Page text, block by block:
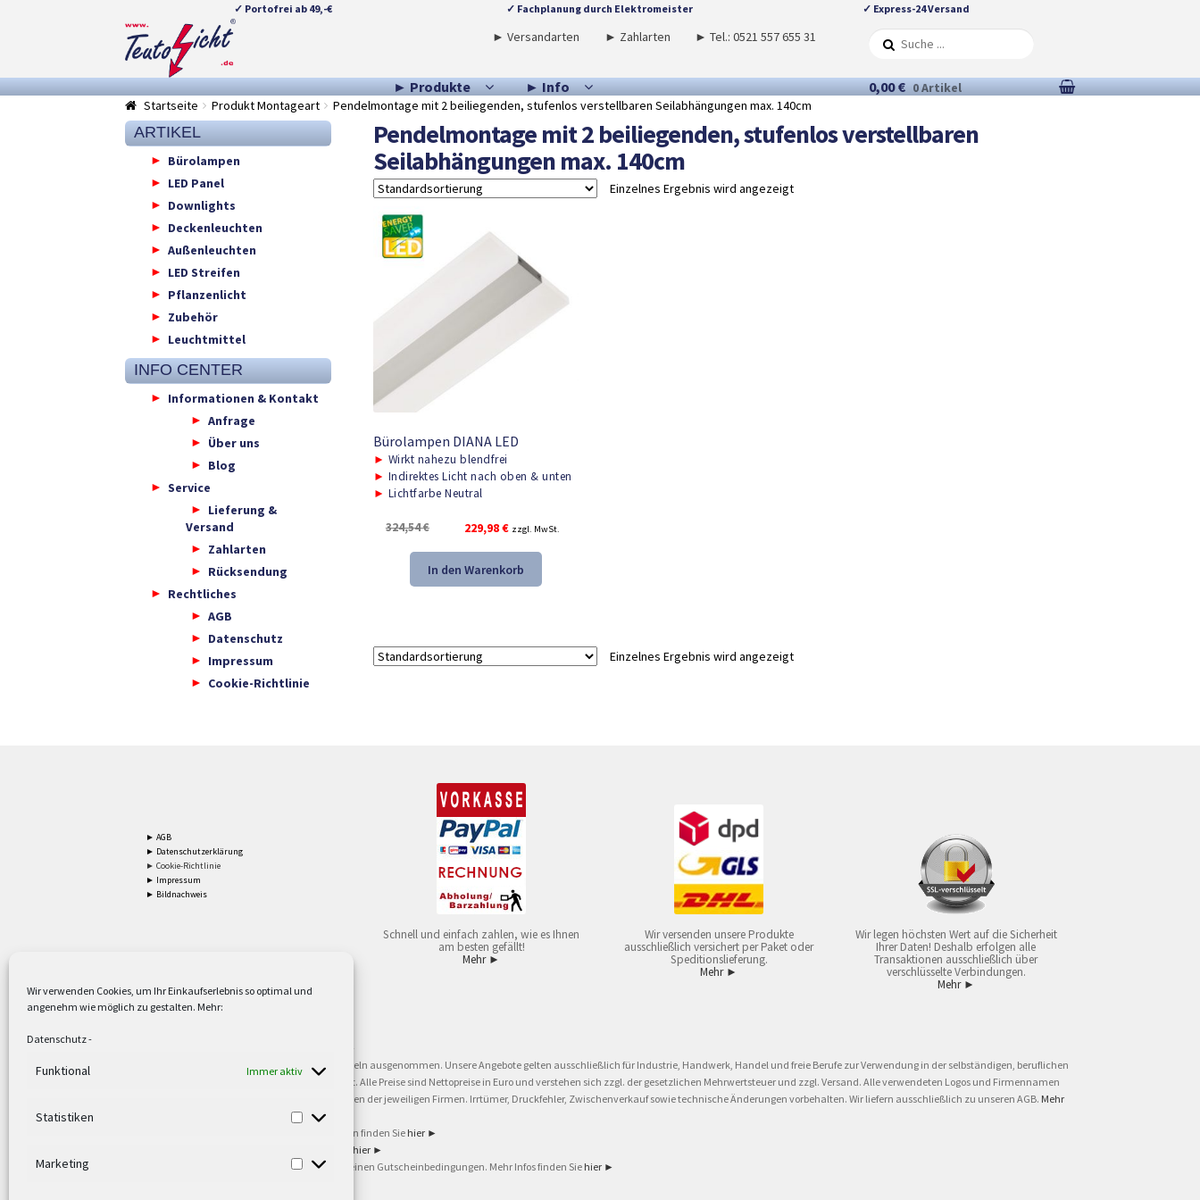
Wir verwenden Cookies, um Ihr Einkaufserlebnis so optimal und
angenehm wie möglich zu gestalten. Mehr:
Datenschutz-
Funktional Immer aktiv
Statistiken
Marketing
✓ Portofrei ab 49,-€ ✓ Fachplanung durch Elektromeister ✓ Express-24 Versand
Zur
Navigation
springen
Springe
zum
► Versandarten ► Zahlarten ► Tel.: 0521 557 655 31
► Produkte ► Info 0,00 € 0 Artikel
Startseite
Produkt Montageart Pendelmontage mit 2 beiliegenden, stufenlos verstellbaren Seilabhängungen max. 140cm
Pendelmontage mit 2 beiliegenden, stufenlos verstellbaren
Seilabhängungen max. 140cm
Einzelnes Ergebnis wird angezeigt
Bürolampen DIANA LED
► Wirkt nahezu blendfrei
► Indirektes Licht nach oben & unten
► Lichtfarbe Neutral
324,54€
Ursprünglicher
war:
324,54 €
229,98€Aktueller
ist:
229,98 €.
zzgl. MwSt.
In den Warenkorb
Einzelnes Ergebnis wird angezeigt
ARTIKEL
Bürolampen
LED Panel
Downlights
Deckenleuchten
Außenleuchten
LED Streifen
Pflanzenlicht
Zubehör
Leuchtmittel
INFO CENTER
Informationen & Kontakt
Anfrage
Über uns
Blog
Service
Lieferung &
Versand
Zahlarten
Rücksendung
Rechtliches
AGB
Datenschutz
Impressum
Cookie-Richtlinie
► AGB
► Datenschutzerklärung
► Cookie-Richtlinie
► Impressum
► Bildnachweis
Schnell und einfach zahlen, wie es Ihnen
am besten gefällt!
Mehr ►
Wir versenden unsere Produkte
ausschließlich versichert per Paket oder
Speditionslieferung.
Mehr ►
Wir legen höchsten Wert auf die Sicherheit
Ihrer Daten! Deshalb erfolgen alle
Transaktionen ausschließlich über
verschlüsselte Verbindungen.
Mehr ►
Versandkostenfrei ab 59,90 € Nettowarenwert. Inseln ausgenommen. Unsere Angebote gelten ausschließlich für Industrie, Handwerk, Handel und freie Berufe zur Verwendung in der selbständigen, beruflichen
oder gewerblichen Tätigkeit. Kein Verkauf an privat. Alle Preise sind Nettopreise in Euro und verstehen sich zzgl. der gesetzlichen Mehrwertsteuer und zzgl. Versand. Alle verwendeten Logos und Firmennamen
sind Warenzeichen oder eingetragene Warenzeichen der jeweiligen Firmen. Irrtümer, Druckfehler, Zwischenverkauf sowie technische Änderungen vorbehalten. Wir liefern ausschließlich zu unseren AGB. Mehr
Weitere Informationen und Zahlungsbedingungen finden Sie hier ►
hier ►
Ab 79,- Nettowarenwert. Es gelten unsere allgemeinen Gutscheinbedingungen. Mehr Infos finden Sie hier ►